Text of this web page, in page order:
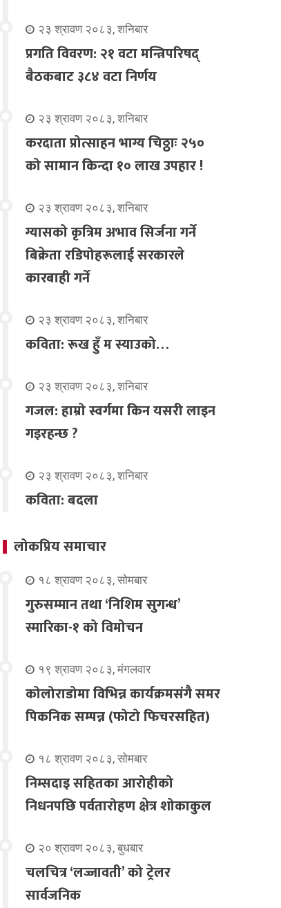
२३ श्रावण २०८३, शनिबार
प्रगति विवरण: २१ वटा मन्त्रिपरिषद्
बैठकबाट ३८४ वटा निर्णय
२३ श्रावण २०८३, शनिबार
करदाता प्रोत्साहन भाग्य चिठ्ठाः २५०
को सामान किन्दा १० लाख उपहार !
२३ श्रावण २०८३, शनिबार
ग्यासको कृत्रिम अभाव सिर्जना गर्ने
बिक्रेता रडिपोहरूलाई सरकारले
कारबाही गर्ने
२३ श्रावण २०८३, शनिबार
कविता: रूख हुँ म स्याउको…
२३ श्रावण २०८३, शनिबार
गजल: हाम्रो स्वर्गमा किन यसरी लाइन
गइरहन्छ ?
२३ श्रावण २०८३, शनिबार
कविता: बदला
लोकप्रिय समाचार
१८ श्रावण २०८३, सोमबार
गुरुसम्मान तथा ‘निशिम सुगन्ध’
स्मारिका-१ को विमोचन
१९ श्रावण २०८३, मंगलवार
कोलोराडोमा विभिन्न कार्यक्रमसंगै समर
पिकनिक सम्पन्न (फोटो फिचरसहित)
१८ श्रावण २०८३, सोमबार
निम्सदाइ सहितका आरोहीको
निधनपछि पर्वतारोहण क्षेत्र शोकाकुल
२० श्रावण २०८३, बुधबार
चलचित्र ‘लज्जावती’ को ट्रेलर
सार्वजनिक